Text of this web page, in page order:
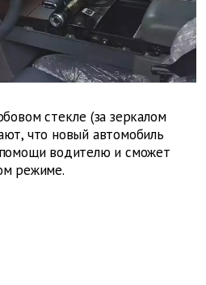
стекле (за зеркалом
что новый автомобиль
водителю и сможет
режиме.